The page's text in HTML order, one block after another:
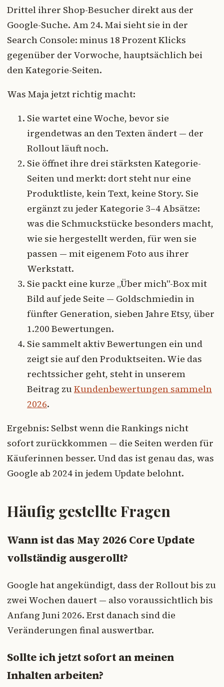
Drittel ihrer Shop-Besucher direkt aus der
Google-Suche. Am 24. Mai sieht sie in der
Search Console: minus 18 Prozent Klicks
gegenüber der Vorwoche, hauptsächlich bei
den Kategorie-Seiten.
Was Maja jetzt richtig macht:
Sie wartet eine Woche, bevor sie
irgendetwas an den Texten ändert — der
Rollout läuft noch.
Sie öffnet ihre drei stärksten Kategorie-
Seiten und merkt: dort steht nur eine
Produktliste, kein Text, keine Story. Sie
ergänzt zu jeder Kategorie 3–4 Absätze:
was die Schmuckstücke besonders macht,
wie sie hergestellt werden, für wen sie
passen — mit eigenem Foto aus ihrer
Werkstatt.
Sie packt eine kurze „Über mich"-Box mit
Bild auf jede Seite — Goldschmiedin in
fünfter Generation, sieben Jahre Etsy, über
1.200 Bewertungen.
Sie sammelt aktiv Bewertungen ein und
zeigt sie auf den Produktseiten. Wie das
rechtssicher geht, steht in unserem
Beitrag zuKundenbewertungen sammeln
2026.
Ergebnis: Selbst wenn die Rankings nicht
sofort zurückkommen — die Seiten werden für
Käuferinnen besser. Und das ist genau das, was
Google ab 2024 in jedem Update belohnt.
Häufig gestellte Fragen
Wann ist das May 2026 Core Update
vollständig ausgerollt?
Google hat angekündigt, dass der Rollout bis zu
zwei Wochen dauert — also voraussichtlich bis
Anfang Juni 2026. Erst danach sind die
Veränderungen final auswertbar.
Sollte ich jetzt sofort an meinen
Inhalten arbeiten?